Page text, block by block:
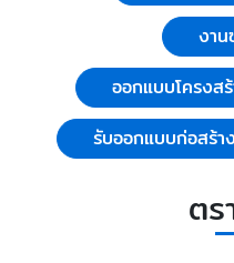
งาน
ออกแบบโครงส
รับออกแบบก่อสร้า
ตร